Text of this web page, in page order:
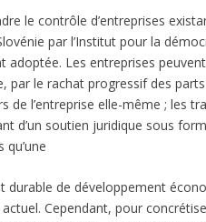
le contrôle d’entreprises
par l’Institut pour la
Les entreprises
le rachat progressif des
l’entreprise elle-même ; les
d’un soutien juridique sous
de développement
Cependant, pour